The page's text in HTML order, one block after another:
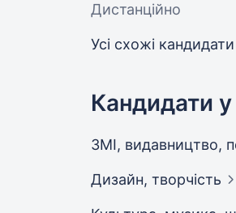
Дистанційно
Усі схожі кандидати
Кандидати у
ЗМІ, видавництво,
Дизайн, творчість